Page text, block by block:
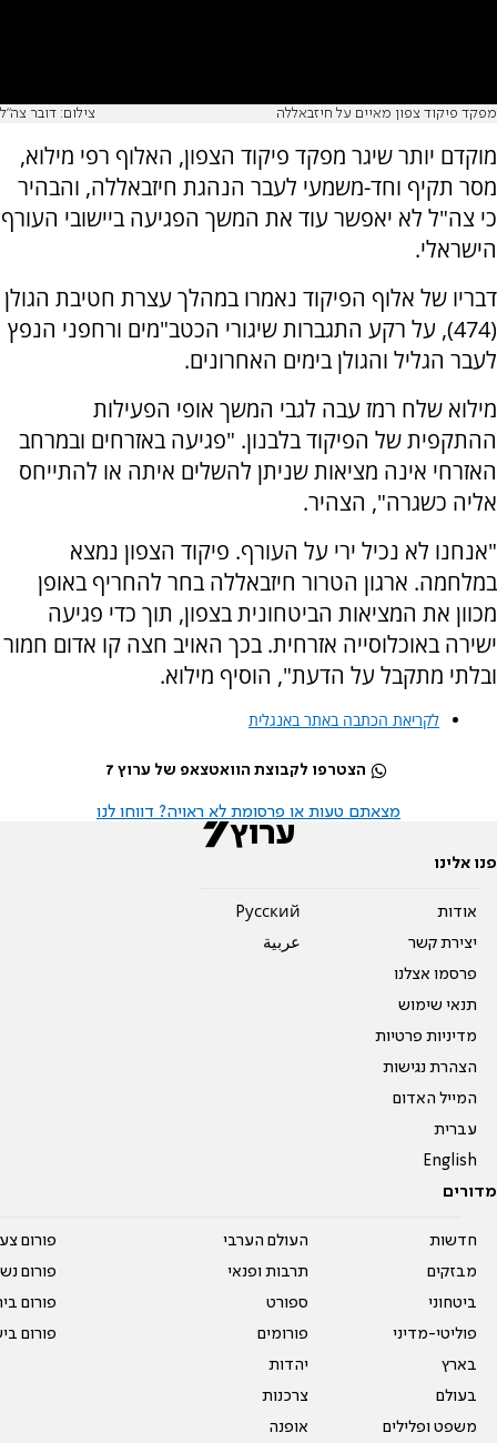
מפקד פיקוד צפון מאיים על חיזבאללה צילום: דובר צה"ל
מוקדם יותר שיגר מפקד פיקוד הצפון, האלוף רפי מילוא,
מסר תקיף וחד-משמעי לעבר הנהגת חיזבאללה, והבהיר
כי צה"ל לא יאפשר עוד את המשך הפגיעה ביישובי העורף
הישראלי.
דבריו של אלוף הפיקוד נאמרו במהלך עצרת חטיבת הגולן
(474), על רקע התגברות שיגורי הכטב"מים ורחפני הנפץ
לעבר הגליל והגולן בימים האחרונים.
מילוא שלח רמז עבה לגבי המשך אופי הפעילות
ההתקפית של הפיקוד בלבנון. "פגיעה באזרחים ובמרחב
האזרחי אינה מציאות שניתן להשלים איתה או להתייחס
אליה כשגרה", הצהיר.
"אנחנו לא נכיל ירי על העורף. פיקוד הצפון נמצא
במלחמה. ארגון הטרור חיזבאללה בחר להחריף באופן
מכוון את המציאות הביטחונית בצפון, תוך כדי פגיעה
ישירה באוכלוסייה אזרחית. בכך האויב חצה קו אדום חמור
ובלתי מתקבל על הדעת", הוסיף מילוא.
לקריאת הכתבה באתר באנגלית
הצטרפו לקבוצת הוואטצאפ של ערוץ 7
מצאתם טעות או פרסומת לא ראויה? דווחו לנו
פנו אלינו
אודות
יצירת קשר
פרסמו אצלנו
תנאי שימוש
מדיניות פרטיות
הצהרת נגישות
המייל האדום
עברית
English
Pусский
عربية
מדורים
חדשות
מבזקים
ביטחוני
פוליטי-מדיני
בארץ
בעולם
משפט ופלילים
העולם הערבי
תרבות ופנאי
ספורט
פורומים
יהדות
צרכנות
אופנה
פורום
פורום
פורום
פורום